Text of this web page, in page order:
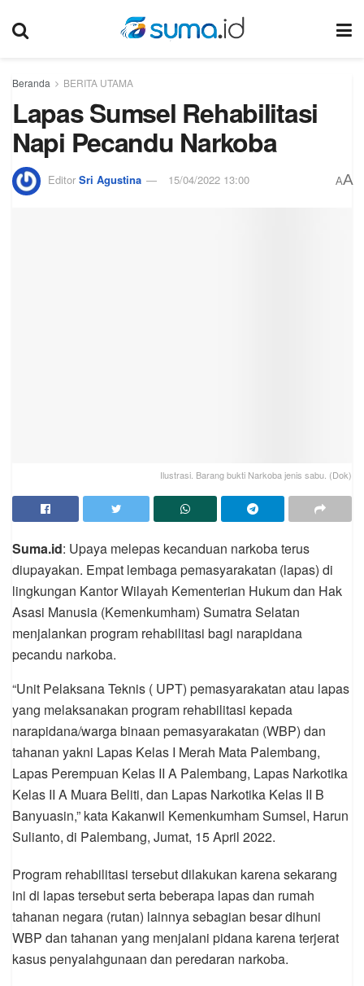
Beranda BERITA UTAMA
Lapas Sumsel Rehabilitasi
Napi Pecandu Narkoba
Editor Sri Agustina 15/04/2022 13:00 AA
Ilustrasi. Barang bukti Narkoba jenis sabu. (Dok)
Suma.id: Upaya melepas kecanduan narkoba terus
diupayakan. Empat lembaga pemasyarakatan (lapas) di
lingkungan Kantor Wilayah Kementerian Hukum dan Hak
Asasi Manusia (Kemenkumham) Sumatra Selatan
menjalankan program rehabilitasi bagi narapidana
pecandu narkoba.
“Unit Pelaksana Teknis ( UPT) pemasyarakatan atau lapas
yang melaksanakan program rehabilitasi kepada
narapidana/warga binaan pemasyarakatan (WBP) dan
tahanan yakni Lapas Kelas I Merah Mata Palembang,
Lapas Perempuan Kelas II A Palembang, Lapas Narkotika
Kelas II A Muara Beliti, dan Lapas Narkotika Kelas II B
Banyuasin,” kata Kakanwil Kemenkumham Sumsel, Harun
Sulianto, di Palembang, Jumat, 15 April 2022.
Program rehabilitasi tersebut dilakukan karena sekarang
ini di lapas tersebut serta beberapa lapas dan rumah
tahanan negara (rutan) lainnya sebagian besar dihuni
WBP dan tahanan yang menjalani pidana karena terjerat
kasus penyalahgunaan dan peredaran narkoba.